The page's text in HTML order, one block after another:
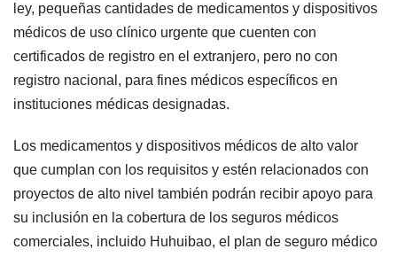
ley, pequeñas cantidades de medicamentos y dispositivos
médicos de uso clínico urgente que cuenten con
certificados de registro en el extranjero, pero no con
registro nacional, para fines médicos específicos en
instituciones médicas designadas.
Los medicamentos y dispositivos médicos de alto valor
que cumplan con los requisitos y estén relacionados con
proyectos de alto nivel también podrán recibir apoyo para
su inclusión en la cobertura de los seguros médicos
comerciales, incluido Huhuibao, el plan de seguro médico